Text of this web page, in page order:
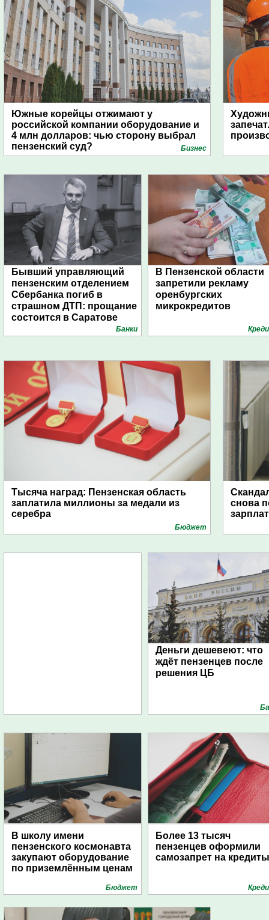
Южные корейцы отжимают у
российской компании оборудование и
4 млн долларов: чью сторону выбрал
пензенский суд?
Бизнес
Бывший управляющий
пензенским отделением
Сбербанка погиб в
страшном ДТП: прощание
состоится в Саратове
Банки
В Пензенской области
запретили рекламу
оренбургских
микрокредитов
Тысяча наград: Пензенская область
заплатила миллионы за медали из
серебра
Бюджет
снова
Деньги дешевеют: что
ждёт пензенцев после
решения ЦБ
В школу имени
пензенского космонавта
закупают оборудование
по приземлённым ценам
Бюджет
Более 13 тысяч
пензенцев оформили
самозапрет на кредиты